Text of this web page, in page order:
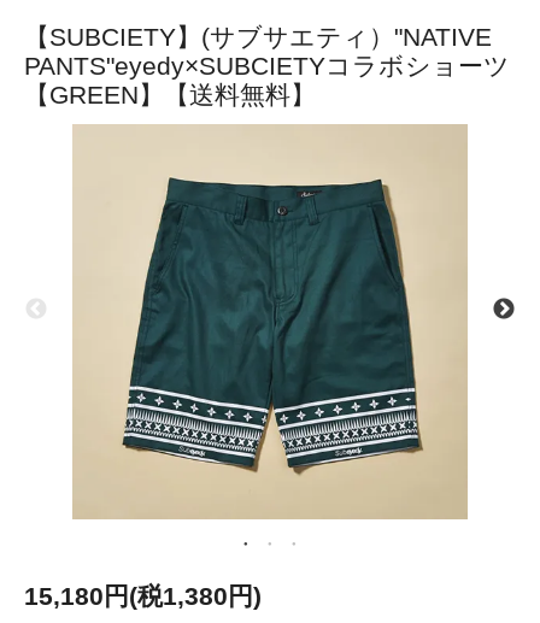
【SUBCIETY】(サブサエティ）"NATIVE
PANTS"eyedy×SUBCIETYコラボショーツ
【GREEN】【送料無料】
15,180円(税1,380円)